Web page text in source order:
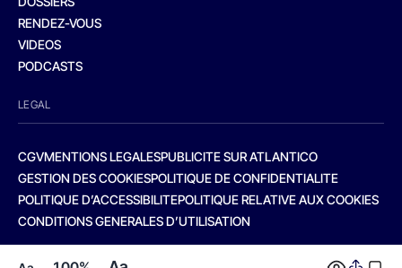
RENDEZ-VOUS
VIDEOS
PODCASTS
LEGAL
CGVMENTIONS LEGALESPUBLICITE SUR ATLANTICO
GESTION DES COOKIESPOLITIQUE DE CONFIDENTIALITE
POLITIQUE D’ACCESSIBILITEPOLITIQUE RELATIVE AUX COOKIES
CONDITIONS GENERALES D’UTILISATION